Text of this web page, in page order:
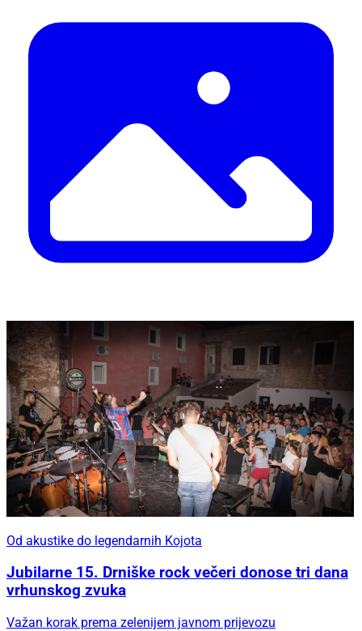
Od akustike do legendarnih Kojota
Jubilarne 15. Drniške rock večeri donose tri dana
vrhunskog zvuka
Važan korak prema zelenijem javnom prijevozu